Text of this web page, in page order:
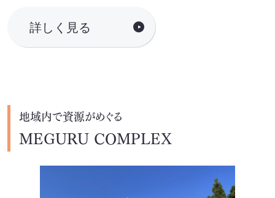
詳しく見る
地域内で資源がめぐる
MEGURU COMPLEX